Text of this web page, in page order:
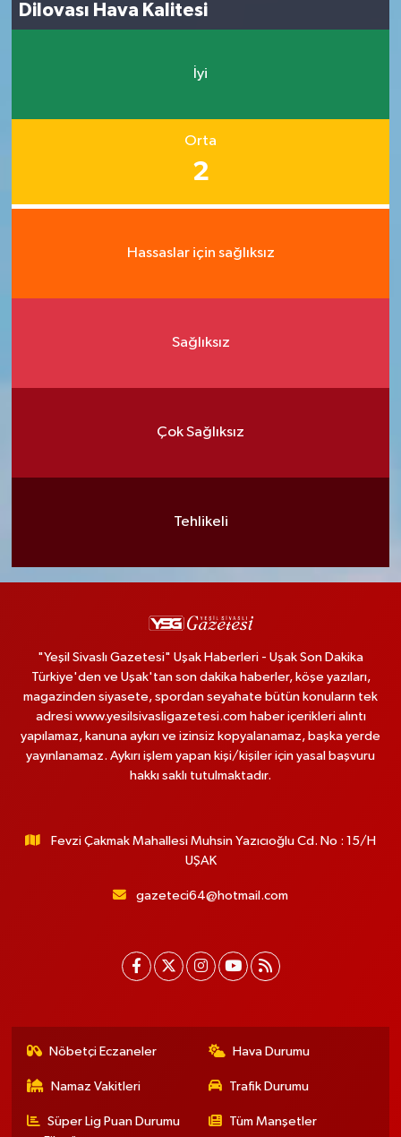
Dilovası Hava Kalitesi
İyi
Orta
2
Hassaslar için sağlıksız
Sağlıksız
Çok Sağlıksız
Tehlikeli
"Yeşil Sivaslı Gazetesi" Uşak Haberleri - Uşak Son Dakika
Türkiye'den ve Uşak'tan son dakika haberler, köşe yazıları,
magazinden siyasete, spordan seyahate bütün konuların tek
adresi www.yesilsivasligazetesi.com haber içerikleri alıntı
yapılamaz, kanuna aykırı ve izinsiz kopyalanamaz, başka yerde
yayınlanamaz. Aykırı işlem yapan kişi/kişiler için yasal başvuru
hakkı saklı tutulmaktadır.
Fevzi Çakmak Mahallesi Muhsin Yazıcıoğlu Cd. No : 15/H
UŞAK
gazeteci64@hotmail.com
Nöbetçi Eczaneler Hava Durumu
Namaz Vakitleri Trafik Durumu
Süper Lig Puan Durumu
Tüm Manşetler